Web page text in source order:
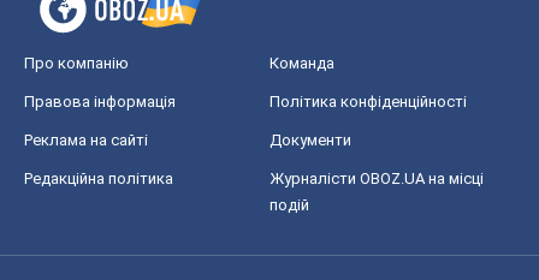
Про компанію Команда
Правова інформація Політика конфіденційності
Реклама на сайті Документи
Редакційна політика
Журналісти OBOZ.UA на місці
подій